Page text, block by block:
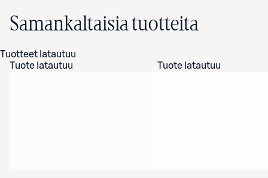
Samankaltaisia tuotteita
Tuotteet latautuu
Tuote latautuu
Tuote latautuu